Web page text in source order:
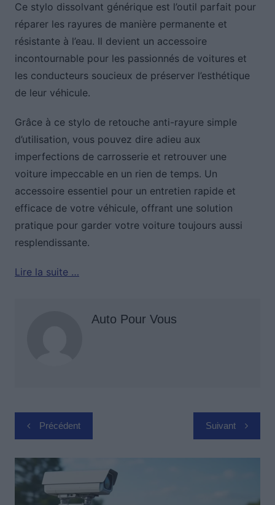
Ce stylo dissolvant générique est l’outil parfait pour
réparer les rayures de manière permanente et
résistante à l’eau. Il devient un accessoire
incontournable pour les passionnés de voitures et
les conducteurs soucieux de préserver l’esthétique
de leur véhicule.
Grâce à ce stylo de retouche anti-rayure simple
d’utilisation, vous pouvez dire adieu aux
imperfections de carrosserie et retrouver une
voiture impeccable en un rien de temps. Un
accessoire essentiel pour un entretien rapide et
efficace de votre véhicule, offrant une solution
pratique pour garder votre voiture toujours aussi
resplendissante.
Lire la suite …
Auto Pour Vous
Navigation
de
l’article
Précédent Suivant